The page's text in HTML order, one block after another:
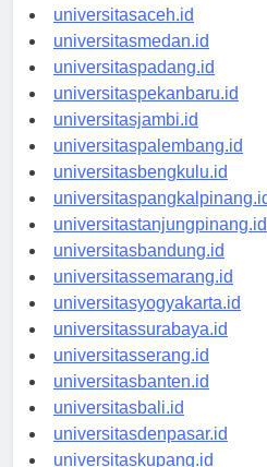
universitasaceh.id
universitasmedan.id
universitaspadang.id
universitaspekanbaru.id
universitasjambi.id
universitaspalembang.id
universitasbengkulu.id
universitaspangkalpinang.id
universitastanjungpinang.id
universitasbandung.id
universitassemarang.id
universitasyogyakarta.id
universitassurabaya.id
universitasserang.id
universitasbanten.id
universitasbali.id
universitasdenpasar.id